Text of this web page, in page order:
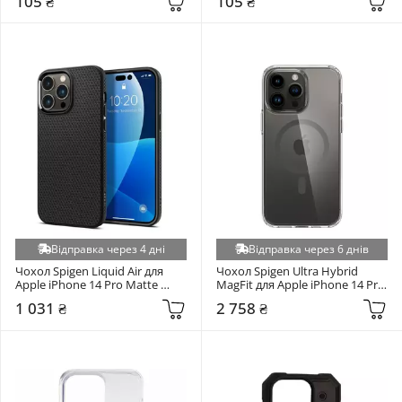
Xiaomi Redmi Note 14 Pro Plus 5G (+9)
Google Pixel 9 / 9 Pro (+8)
Infinix Note 40 (+8)
Infinix Note 40 Pro 4G (+8)
Infinix Note 60 5G (+8)
Infinix Note Edge 5G (+8)
Infinix Smart 10 (+8)
Nokia G11/G21 (+8)
Oppo A98 (+8)
Realme 12 5G (+8)
Realme 12 Pro 5G (+8)
Realme 13 4G (+8)
Realme C100i 4G/C100x 4G (+8)
Відправка через 4 дні
Чохол Spigen Liquid Air для
Apple iPhone 14 Pro Matte
1 031 ₴
Відправка через 6 днів
Чохол Spigen Ultra Hybrid
MagFit для Apple iPhone 14 Pro
2 758 ₴